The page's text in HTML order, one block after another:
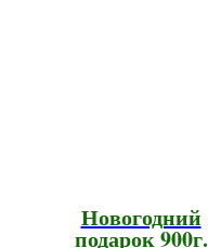
Новогодний
подарок 900г.